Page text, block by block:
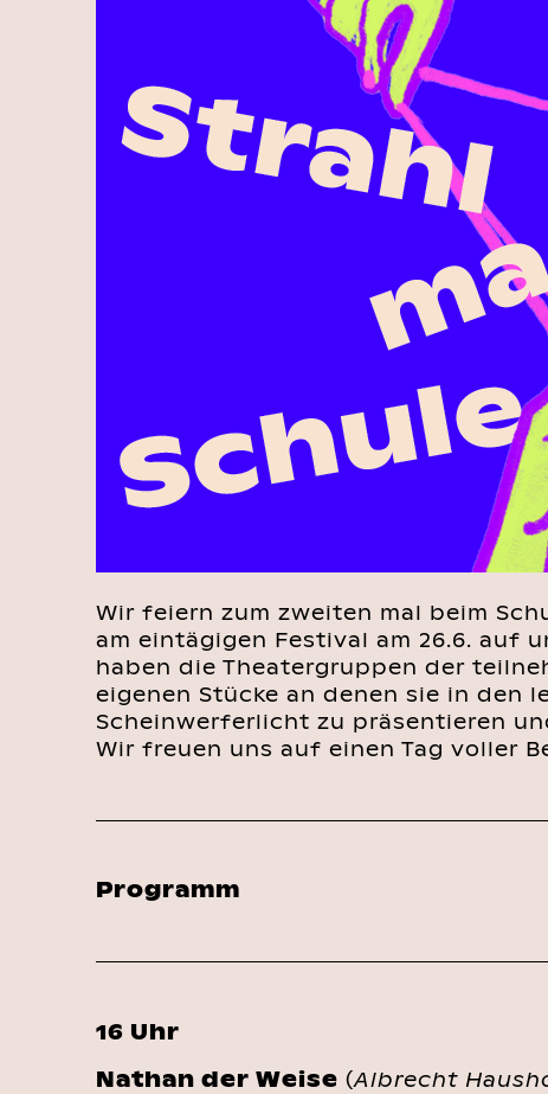
Wir feiern zum zweiten mal beim
am eintägigen Festival am 26.6. auf
haben die Theatergruppen der
eigenen Stücke an denen sie in den
Scheinwerferlicht zu präsentieren
Wir freuen uns auf einen Tag voller
Programm
16 Uhr
Nathan der Weise (Albrecht